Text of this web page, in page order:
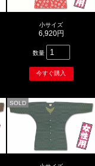
小サイズ
6,920円
数量
SOLD